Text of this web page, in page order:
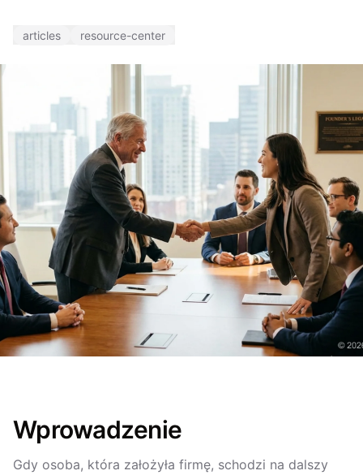
articles resource-center
Wprowadzenie
Gdy osoba, która założyła firmę, schodzi na dalszy